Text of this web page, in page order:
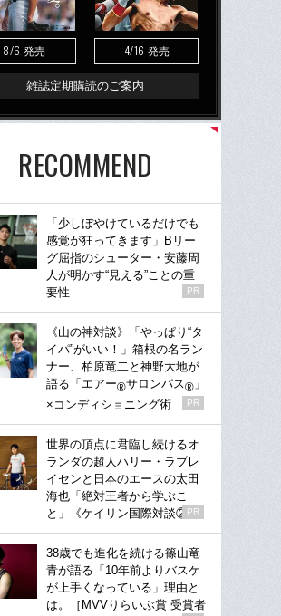
8/6 発売 4/16 発売
雑誌定期購読のご案内
RECOMMEND
「少しぼやけているだけでも
感覚が狂ってきます」Bリー
グ屈指のシューター・安藤周
人が明かす“見える”ことの重
要性
PR
《山の神対談》「やっぱり“タ
イパ”がいい！」箱根の名ラン
ナー、柏原竜二と神野大地が
語る「エアー®サロンパス® 」
×コンディショニング術
PR
世界の頂点に君臨し続けるオ
ランダの超人ハリー・ラブレ
イセンと日本のエースの太田
海也「絶対王者から学ぶこ
と」《ケイリン国際対談②》
PR
38歳でも進化を続ける篠山竜
青が語る「10年前よりバスケ
が上手くなっている」理由と
は。［MVVりらいぶ賞 受賞者